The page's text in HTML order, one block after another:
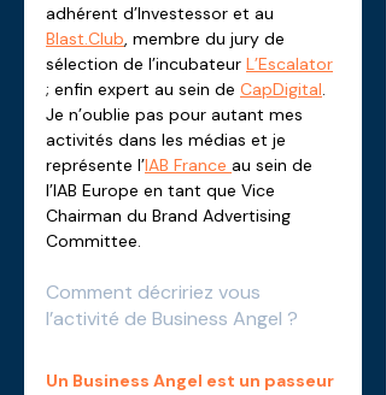
adhérent d’Investessor et au
Blast.Club, membre du jury de
sélection de l’incubateur L’Escalator
; enfin expert au sein de CapDigital.
Je n’oublie pas pour autant mes
activités dans les médias et je
représente l’IAB France au sein de
l’IAB Europe en tant que Vice
Chairman du Brand Advertising
Committee.
Comment décririez vous
l’activité de Business Angel ?
Un Business Angel est un passeur